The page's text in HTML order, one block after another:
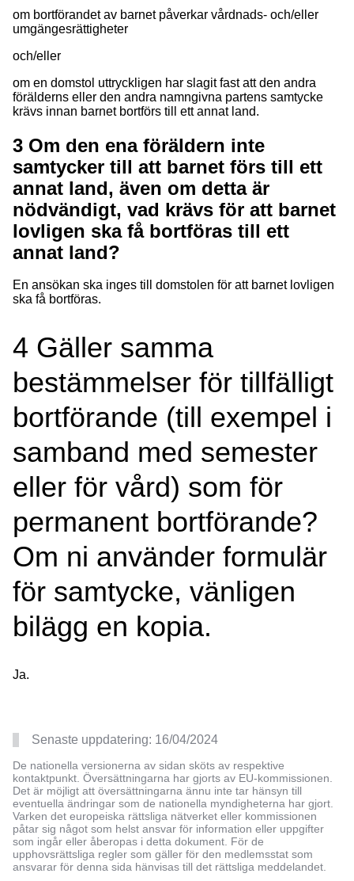
om bortförandet av barnet påverkar vårdnads- och/eller
umgängesrättigheter
och/eller
om en domstol uttryckligen har slagit fast att den andra
förälderns eller den andra namngivna partens samtycke
krävs innan barnet bortförs till ett annat land.
3 Om den ena föräldern inte
samtycker till att barnet förs till ett
annat land, även om detta är
nödvändigt, vad krävs för att barnet
lovligen ska få bortföras till ett
annat land?
En ansökan ska inges till domstolen för att barnet lovligen
ska få bortföras.
4 Gäller samma
bestämmelser för tillfälligt
bortförande (till exempel i
samband med semester
eller för vård) som för
permanent bortförande?
Om ni använder formulär
för samtycke, vänligen
bilägg en kopia.
Ja.
Senaste uppdatering: 16/04/2024
De nationella versionerna av sidan sköts av respektive
kontaktpunkt. Översättningarna har gjorts av EU-kommissionen.
Det är möjligt att översättningarna ännu inte tar hänsyn till
eventuella ändringar som de nationella myndigheterna har gjort.
Varken det europeiska rättsliga nätverket eller kommissionen
påtar sig något som helst ansvar för information eller uppgifter
som ingår eller åberopas i detta dokument. För de
upphovsrättsliga regler som gäller för den medlemsstat som
ansvarar för denna sida hänvisas till det rättsliga meddelandet.